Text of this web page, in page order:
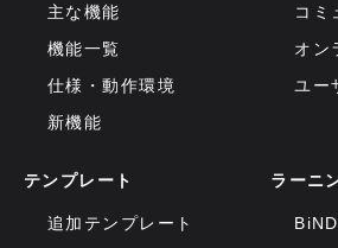
主な機能
機能一覧
仕様・動作環境
新機能
コミ
オン
ユー
テンプレート
追加テンプレート
ラーニ